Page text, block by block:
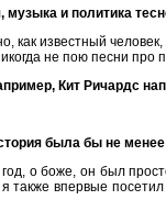
и политика
известный
не пою песни про
Кит Ричардс
была бы не
о боже, он был
также впервые